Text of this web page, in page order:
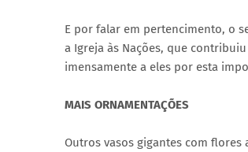
E por falar em pertencimento, o
a Igreja às Nações, que
imensamente a eles por esta
MAIS ORNAMENTAÇÕES
Outros vasos gigantes com